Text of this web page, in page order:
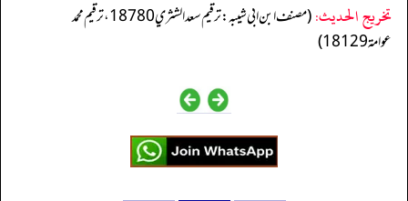
تخریج الحدیث:
(مصنف ابن ابي شيبه: ترقيم سعد الشثري 18780، ترقيم محمد
عوامة 18129)